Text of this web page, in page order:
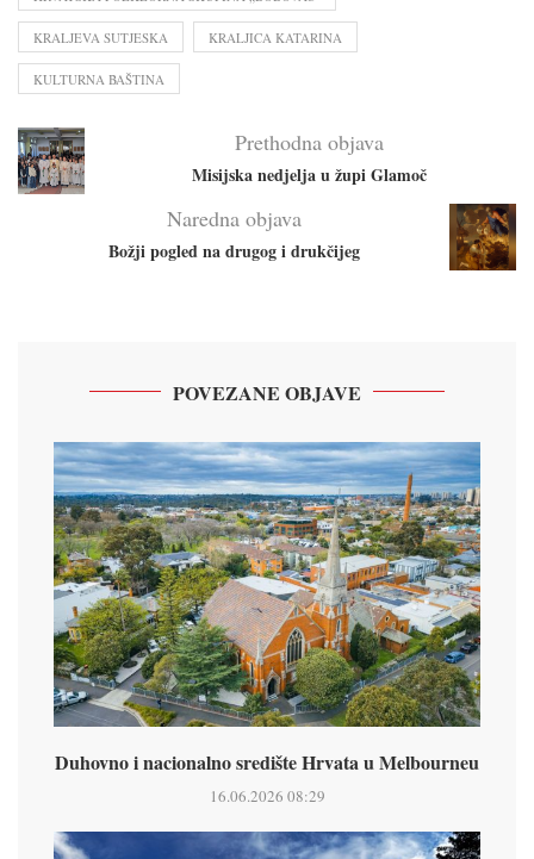
KRALJEVA SUTJESKA KRALJICA KATARINA
KULTURNA BAŠTINA
Prethodna objava
Misijska nedjelja u župi Glamoč
Naredna objava
Božji pogled na drugog i drukčijeg
POVEZANE OBJAVE
Duhovno i nacionalno središte Hrvata u Melbourneu
16.06.2026 08:29